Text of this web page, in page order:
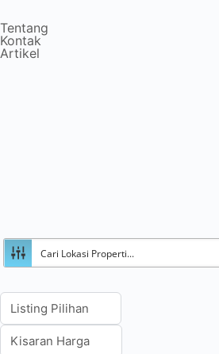
Tentang
Kontak
Artikel